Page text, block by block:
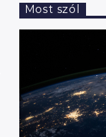
Most szól